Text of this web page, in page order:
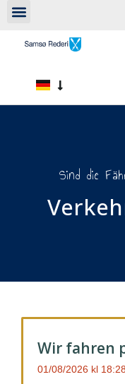
Sind die
Wir fahren
01/08/2026 18:28